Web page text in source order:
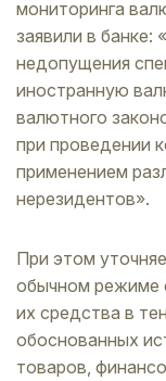
мониторинга
заявили в банке:
недопущения
иностранную
валютного
при проведении
применением
нерезидентов».
При этом
обычном режиме
их средства в
обоснованных
товаров,